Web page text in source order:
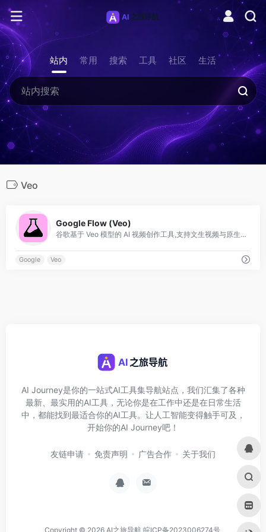
站内 常用 搜索 工具 社区 生活
Veo
Google Flow (Veo)
谷歌基于 Veo 模型的 AI 视频创作工具,支持文生视频与原生音频。
Google Veo
AI Journey是你的一站式AI工具集导航站点，我们汇集了各种
最新、最实用的AI工具，无论你是在工作中还是在日常生活
中，都能找到最适合你的AI工具。让人工智能变得触手可及，
开始你的AI Journey吧！
友链申请 免责声明 广告合作 关于我们
Copyright © 2026 AI之旅导航 皖ICP备2023006274号